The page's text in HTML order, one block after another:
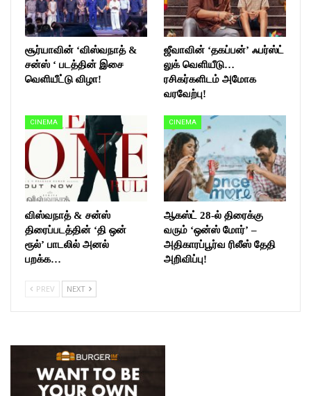
சூர்யாவின் ‘விஸ்வநாத் &
சன்ஸ் ‘ படத்தின் இசை
வெளியீட்டு விழா!
ஜீவாவின் ‘தகப்பன்’ ஃபர்ஸ்ட்
லுக் வெளியீடு…
ரசிகர்களிடம் அமோக
வரவேற்பு!
CINEMA
விஸ்வநாத் & சன்ஸ்
திரைப்படத்தின் ‘தி ஒன்
ரூல்’ பாடலில் அனல்
பறக்க…
CINEMA
ஆகஸ்ட் 28-ல் திரைக்கு
வரும் ‘ஒன்ஸ் மோர்’ –
அதிகாரப்பூர்வ ரிலீஸ் தேதி
அறிவிப்பு!
PREV NEXT